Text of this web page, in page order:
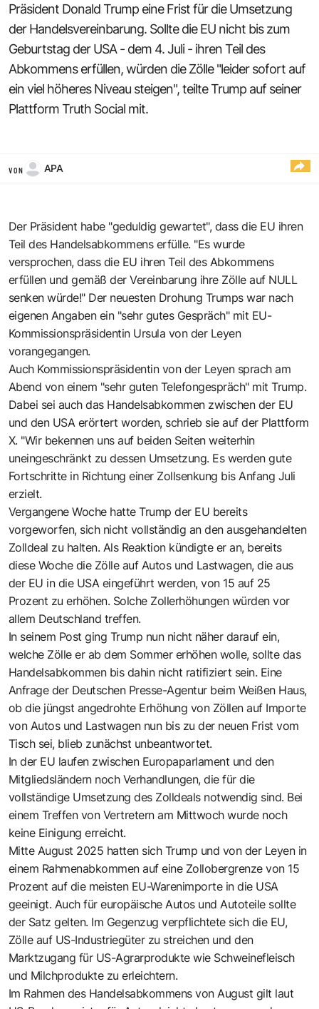
Präsident Donald Trump eine Frist für die Umsetzung
der Handelsvereinbarung. Sollte die EU nicht bis zum
Geburtstag der USA - dem 4. Juli - ihren Teil des
Abkommens erfüllen, würden die Zölle "leider sofort auf
ein viel höheres Niveau steigen", teilte Trump auf seiner
Plattform Truth Social mit.
VON APA
Der Präsident habe "geduldig gewartet", dass die EU ihren
Teil des Handelsabkommens erfülle. "Es wurde
versprochen, dass die EU ihren Teil des Abkommens
erfüllen und gemäß der Vereinbarung ihre Zölle auf NULL
senken würde!" Der neuesten Drohung Trumps war nach
eigenen Angaben ein "sehr gutes Gespräch" mit EU-
Kommissionspräsidentin Ursula von der Leyen
vorangegangen.
Auch Kommissionspräsidentin von der Leyen sprach am
Abend von einem "sehr guten Telefongespräch" mit Trump.
Dabei sei auch das Handelsabkommen zwischen der EU
und den USA erörtert worden, schrieb sie auf der Plattform
X. "Wir bekennen uns auf beiden Seiten weiterhin
uneingeschränkt zu dessen Umsetzung. Es werden gute
Fortschritte in Richtung einer Zollsenkung bis Anfang Juli
erzielt.
Vergangene Woche hatte Trump der EU bereits
vorgeworfen, sich nicht vollständig an den ausgehandelten
Zolldeal zu halten. Als Reaktion kündigte er an, bereits
diese Woche die Zölle auf Autos und Lastwagen, die aus
der EU in die USA eingeführt werden, von 15 auf 25
Prozent zu erhöhen. Solche Zollerhöhungen würden vor
allem Deutschland treffen.
In seinem Post ging Trump nun nicht näher darauf ein,
welche Zölle er ab dem Sommer erhöhen wolle, sollte das
Handelsabkommen bis dahin nicht ratifiziert sein. Eine
Anfrage der Deutschen Presse-Agentur beim Weißen Haus,
ob die jüngst angedrohte Erhöhung von Zöllen auf Importe
von Autos und Lastwagen nun bis zu der neuen Frist vom
Tisch sei, blieb zunächst unbeantwortet.
In der EU laufen zwischen Europaparlament und den
Mitgliedsländern noch Verhandlungen, die für die
vollständige Umsetzung des Zolldeals notwendig sind. Bei
einem Treffen von Vertretern am Mittwoch wurde noch
keine Einigung erreicht.
Mitte August 2025 hatten sich Trump und von der Leyen in
einem Rahmenabkommen auf eine Zollobergrenze von 15
Prozent auf die meisten EU-Warenimporte in die USA
geeinigt. Auch für europäische Autos und Autoteile sollte
der Satz gelten. Im Gegenzug verpflichtete sich die EU,
Zölle auf US-Industriegüter zu streichen und den
Marktzugang für US-Agrarprodukte wie Schweinefleisch
und Milchprodukte zu erleichtern.
Im Rahmen des Handelsabkommens von August gilt laut